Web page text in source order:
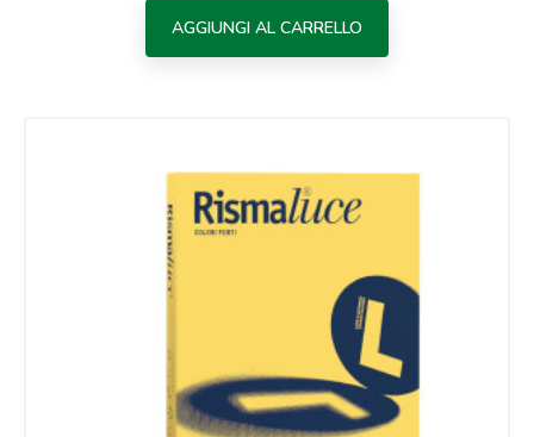
AGGIUNGI AL CARRELLO